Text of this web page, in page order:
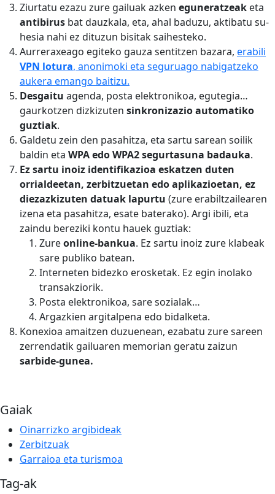
Ziurtatu ezazu zure gailuak azken eguneratzeak eta
antibirus bat dauzkala, eta, ahal baduzu, aktibatu su-
hesia nahi ez dituzun bisitak saihesteko.
Aurreraxeago egiteko gauza sentitzen bazara, erabili
VPN lotura, anonimoki eta seguruago nabigatzeko
aukera emango baitizu.
Desgaitu agenda, posta elektronikoa, egutegia…
gaurkotzen dizkizuten sinkronizazio automatiko
guztiak.
Galdetu zein den pasahitza, eta sartu sarean soilik
baldin eta WPA edo WPA2 segurtasuna badauka.
Ez sartu inoiz identifikazioa eskatzen duten
orrialdeetan, zerbitzuetan edo aplikazioetan, ez
diezazkizuten datuak lapurtu (zure erabiltzailearen
izena eta pasahitza, esate baterako). Argi ibili, eta
zaindu bereziki kontu hauek guztiak:
Zureonline-bankua. Ez sartu inoiz zure klabeak
sare publiko batean.
Interneten bidezko erosketak. Ez egin inolako
transakziorik.
Posta elektronikoa, sare sozialak…
Argazkien argitalpena edo bidalketa.
Konexioa amaitzen duzuenean, ezabatu zure sareen
zerrendatik gailuaren memorian geratu zaizun
sarbide-gunea.
Gaiak
Oinarrizko argibideak
Zerbitzuak
Garraioa eta turismoa
Tag-ak